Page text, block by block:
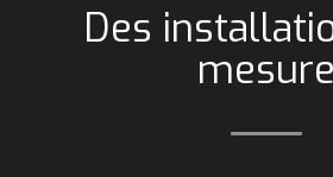
Des
mesure